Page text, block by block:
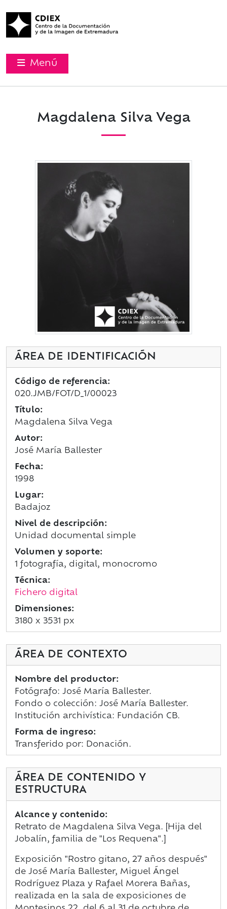
Menú
Magdalena Silva Vega
ÁREA DE IDENTIFICACIÓN
Código de referencia:
020.JMB/FOT/D_1/00023
Título:
Magdalena Silva Vega
Autor:
José María Ballester
Fecha:
1998
Lugar:
Badajoz
Nivel de descripción:
Unidad documental simple
Volumen y soporte:
1 fotografía, digital, monocromo
Técnica:
Fichero digital
Dimensiones:
3180 x 3531 px
ÁREA DE CONTEXTO
Nombre del productor:
Fotógrafo: José María Ballester.
Fondo o colección: José María Ballester.
Institución archivística: Fundación CB.
Forma de ingreso:
Transferido por: Donación.
ÁREA DE CONTENIDO Y
ESTRUCTURA
Alcance y contenido:
Retrato de Magdalena Silva Vega. [Hija del
Jobalín, familia de "Los Requena".]
Exposición "Rostro gitano, 27 años después"
de José María Ballester, Miguel Ángel
Rodríguez Plaza y Rafael Morera Bañas,
realizada en la sala de exposiciones de